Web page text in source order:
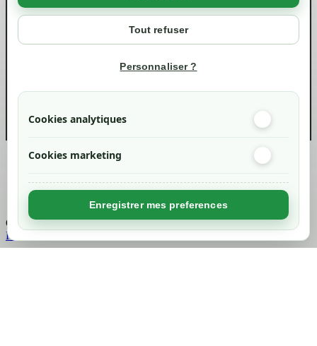
Tout refuser
Personnaliser ?
Cookies analytiques
Cookies marketing
Enregistrer mes preferences
Votre compte
info@green-tech-shop.com
Created byNageoconcept
Chargement...
Retour en haut